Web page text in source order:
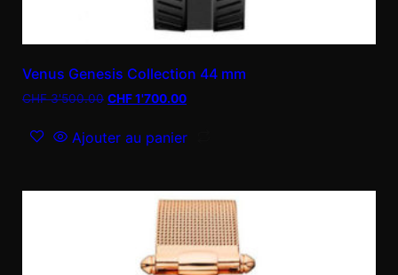
Venus Genesis Collection 44 mm
CHF3'500.00 CHF1'700.00
Ajouter au panier